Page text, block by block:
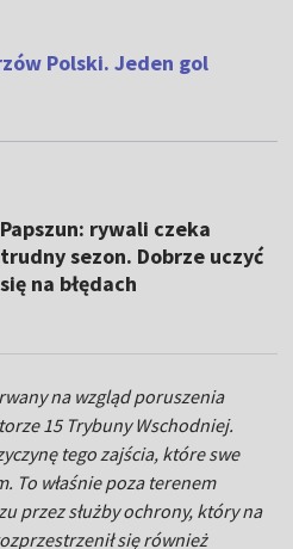
Polski. Jeden gol
Papszun: rywali czeka
trudny sezon. Dobrze uczyć
się na błędach
na wzgląd poruszenia
15 Trybuny Wschodniej.
tego zajścia, które swe
To właśnie poza terenem
przez służby ochrony, który na
się również